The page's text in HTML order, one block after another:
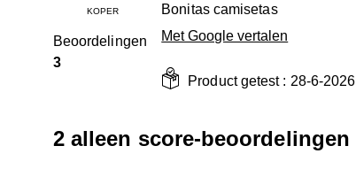
KOPER
Beoordelingen
3
Bonitas camisetas
Met Google vertalen
Product getest : 28-6-2026
2 alleen score-beoordelingen